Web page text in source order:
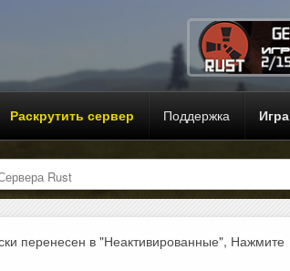
Раскрутить сервер Поддержка Игра
Rust
перенесен в "Неактивированные", Нажмите